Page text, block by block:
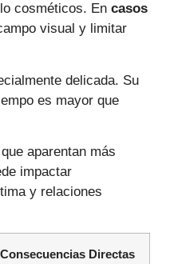
cosméticos. En casos
visual y limitar
delicada. Su
es mayor que
aparentan más
impactar
y relaciones
Consecuencias Directas